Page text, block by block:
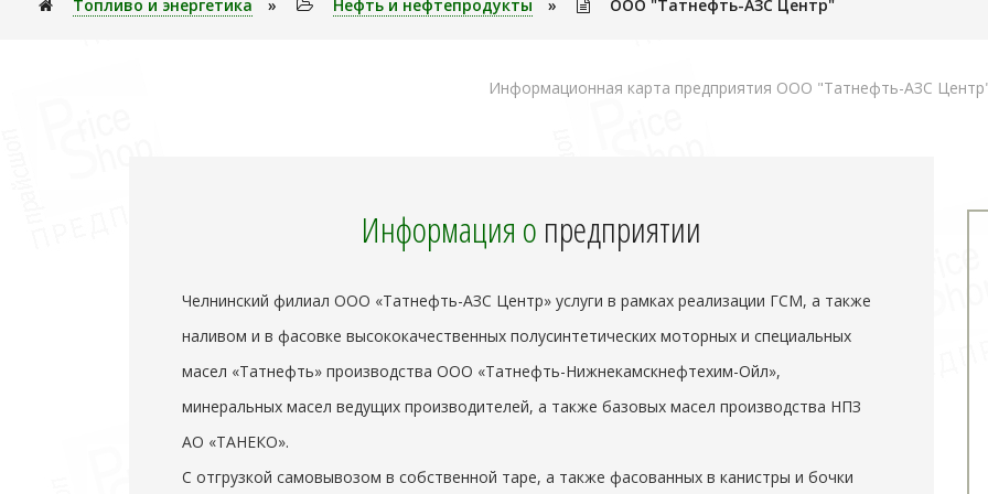
Топливо и энеpгетика » Нефть и нефтепродукты » ООО "Татнефть-АЗС Центр"
Информационная карта предприятия ООО "Татнефть-АЗС
Информация о предприятии
Челнинский филиал ООО «Татнефть-АЗС Центр» услуги в рамках реализации ГСМ, а также
наливом и в фасовке высококачественных полусинтетических моторных и специальных
масел «Татнефть» производства ООО «Татнефть-Нижнекамскнефтехим-Ойл»,
минеральных масел ведущих производителей, а также базовых масел производства НПЗ
АО «ТАНЕКО».
С отгрузкой самовывозом в собственной таре, а также фасованных в канистры и бочки